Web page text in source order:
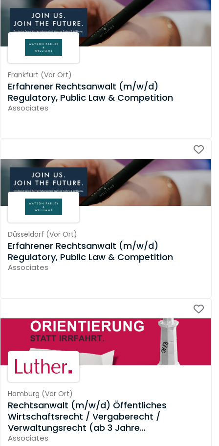
Frankfurt (Vor Ort)
Erfahrener Rechtsanwalt (m/w/d)
Regulatory, Public Law & Competition
Associates
Düsseldorf (Vor Ort)
Erfahrener Rechtsanwalt (m/w/d)
Regulatory, Public Law & Competition
Associates
Hamburg (Vor Ort)
Rechtsanwalt (m/w/d) Öffentliches
Wirtschaftsrecht / Vergaberecht /
Verwaltungsrecht (ab 3 Jahre
Berufserfahrung)
Associates